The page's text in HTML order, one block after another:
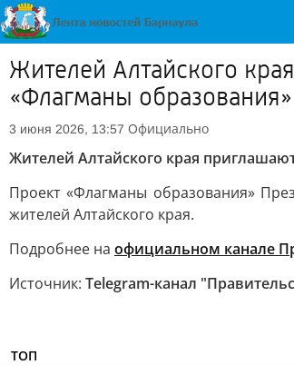
Жителей Алтайского
«Флагманы образования»
3 июня 2026, 13:57 Официально
Жителей Алтайского края
Проект «Флагманы образования»
жителей Алтайского края.
Подробнее на официальном канале
Источник: Telegram-канал
ТОП